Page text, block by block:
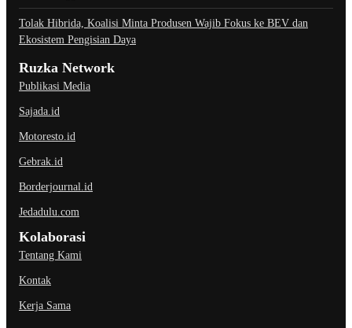
Tolak Hibrida, Koalisi Minta Produsen Wajib Fokus ke BEV dan
Ekosistem Pengisian Daya
Ruzka Network
Publikasi Media
Sajada.id
Motoresto.id
Gebrak.id
Borderjournal.id
Jedadulu.com
Kolaborasi
Tentang Kami
Kontak
Kerja Sama